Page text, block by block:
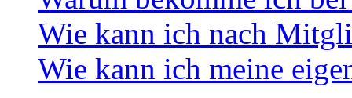
Wie kann ich nach
Wie kann ich meine